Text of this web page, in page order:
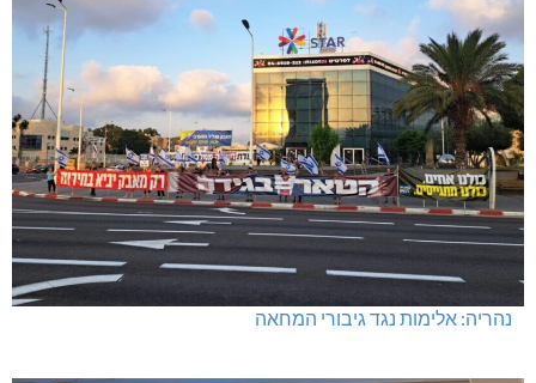
חדשות אחרונות